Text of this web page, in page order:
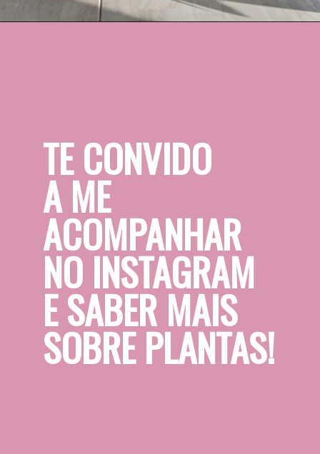
TE CONVIDO
A ME
ACOMPANHAR
NO INSTAGRAM
E SABER MAIS
SOBRE PLANTAS!